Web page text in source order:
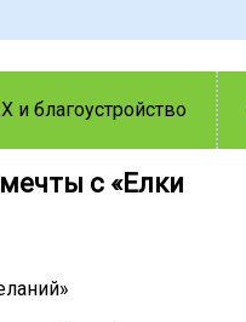
и благоустройство
с «Елки